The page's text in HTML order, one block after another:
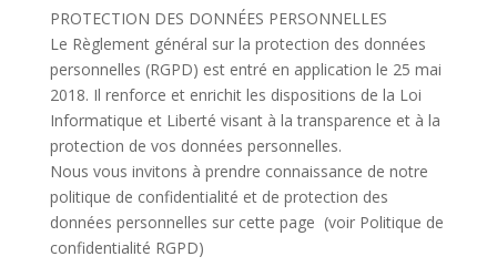
PROTECTION DES DONNÉES PERSONNELLES
Le Règlement général sur la protection des données
personnelles (RGPD) est entré en application le 25 mai
2018. Il renforce et enrichit les dispositions de la Loi
Informatique et Liberté visant à la transparence et à la
protection de vos données personnelles.
Nous vous invitons à prendre connaissance de notre
politique de confidentialité et de protection des
données personnelles sur cette page (voir Politique de
confidentialité RGPD)